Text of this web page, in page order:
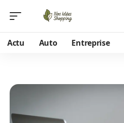
Actu Auto Entreprise